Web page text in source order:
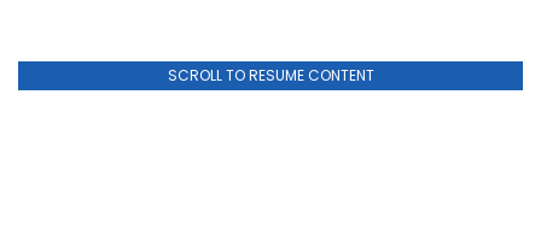
SCROLL TO RESUME CONTENT